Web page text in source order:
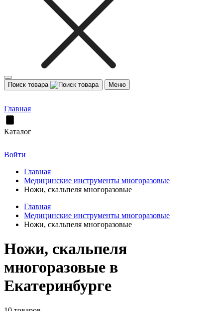
Поиск товара Меню
Главная
Каталог
Войти
Главная
Медицинские инструменты многоразовые
Ножи, скальпеля многоразовые
Главная
Медицинские инструменты многоразовые
Ножи, скальпеля многоразовые
Ножи, скальпеля
многоразовые в
Екатеринбурге